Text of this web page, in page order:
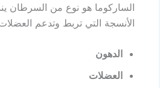
الساركوما هو نوع من السرطان
الأنسجة التي تربط وتدعم
الدهون
العضلات